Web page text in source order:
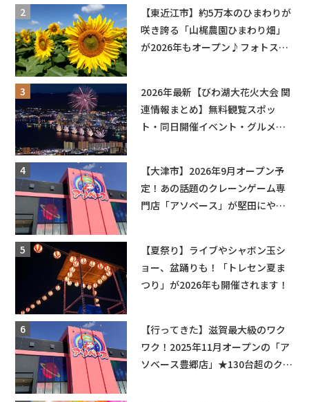
【東近江市】約5万本のひまわりが
咲き誇る「山梶農園ひまわり畑」
が2026年もオープン♪フォトスポ
2026年最新【びわ湖大花火大会 関
連情報まとめ】無料観覧スポッ
ト・同日開催イベント・グルメマ
【大津市】2026年9月オープン予
定！あの話題のクレーンゲーム専
門店「アソベース」が堅田にやっ
【夏祭り】ライブやシャボン玉シ
ョー、盆踊りも！「トレセン夏ま
つり」が2026年も開催されます！
【行ってきた】滋賀最大級のワク
ワク！2025年11月オープンの「ア
ソベース豊郷店」★130台超のクレ